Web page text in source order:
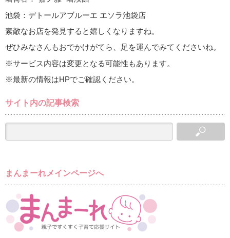
池袋：デトールアブルーエ エソラ池袋店
素敵なお店を発見すると嬉しくなりますね。
ぜひみなさんもおでかけがてら、足を運んでみてくださいね。
※サービス内容は変更となる可能性もあります。
※最新の情報はHPでご確認ください。
サイト内の記事検索
まんまーれメインページへ